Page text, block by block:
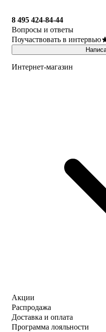
8 495 424-84-44
Вопросы и ответы
Поучаствовать в интервью
Интернет-магазин
Акции
Распродажа
Доставка и оплата
Программа лояльности